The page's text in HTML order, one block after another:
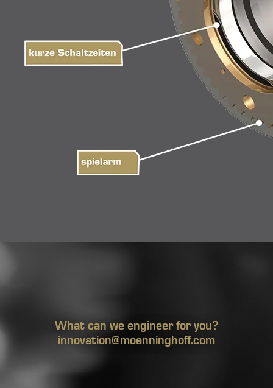
What can we engineer for you?
innovation@moenninghoff.com